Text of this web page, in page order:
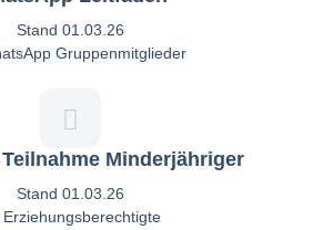
Stand 01.03.26
Gruppenmitglieder
Minderjähriger
Stand 01.03.26
Erziehungsberechtigte